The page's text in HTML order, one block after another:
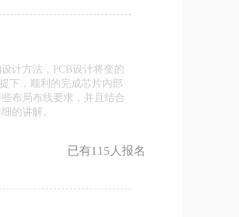
计方法，PCB设计将变的
下，顺利的完成芯片内部
布局布线要求，并且结合
的讲解。
已有115人报名